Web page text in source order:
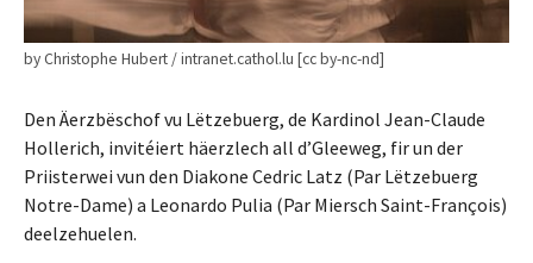
by Christophe Hubert / intranet.cathol.lu [cc by-nc-nd]
Den Äerzbëschof vu Lëtzebuerg, de Kardinol Jean-Claude
Hollerich, invitéiert häerzlech all d’Gleeweg, fir un der
Priisterwei vun den Diakone Cedric Latz (Par Lëtzebuerg
Notre-Dame) a Leonardo Pulia (Par Miersch Saint-François)
deelzehuelen.